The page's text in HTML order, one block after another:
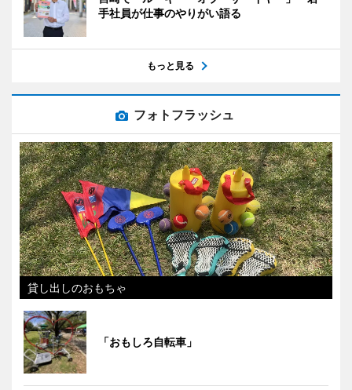
手社員が仕事のやりがい語る
もっと見る
フォトフラッシュ
貸し出しのおもちゃ
「おもしろ自転車」